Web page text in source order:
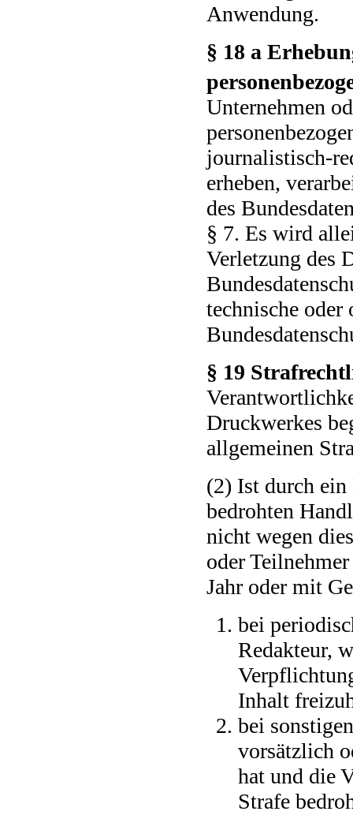
Anwendung.
§ 18 a
Unternehmen
journalistisch-
erheben,
des
§ 7. Es wird
Verletzung des
technische oder
§ 19
Druckwerkes
allgemeinen
(2) Ist durch ein
bedrohten
nicht wegen
oder
Jahr oder mit
bei
Redakteur,
Inhalt
bei
vorsätzlich
hat und die
Strafe